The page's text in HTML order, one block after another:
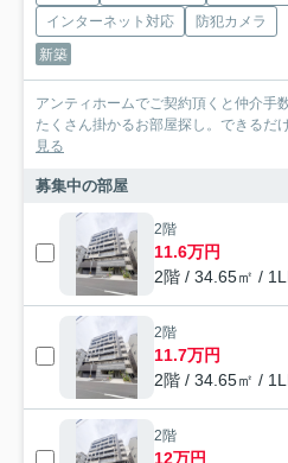
インターネット対応
防犯カメラ
新築
アンティホームでご契約頂くと仲介
たくさん掛かるお部屋探し。できるだ
見る
募集中の部屋
2階
11.6万円
2階 / 34.65㎡ /
2階
11.7万円
2階 / 34.65㎡ /
2階
12万円